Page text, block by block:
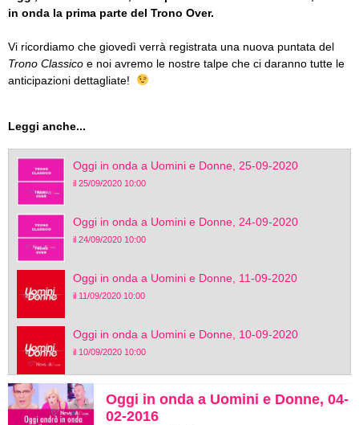
in onda la prima parte del Trono Over.
Vi ricordiamo che giovedì verrà registrata una nuova puntata del
Trono Classico e noi avremo le nostre talpe che ci daranno tutte le
anticipazioni dettagliate!
Leggi anche...
Oggi in onda a Uomini e Donne, 25-09-2020
il 25/09/2020 10:00
Oggi in onda a Uomini e Donne, 24-09-2020
il 24/09/2020 10:00
Oggi in onda a Uomini e Donne, 11-09-2020
il 11/09/2020 10:00
Oggi in onda a Uomini e Donne, 10-09-2020
il 10/09/2020 10:00
Oggi in onda a Uomini e Donne, 04-
02-2016